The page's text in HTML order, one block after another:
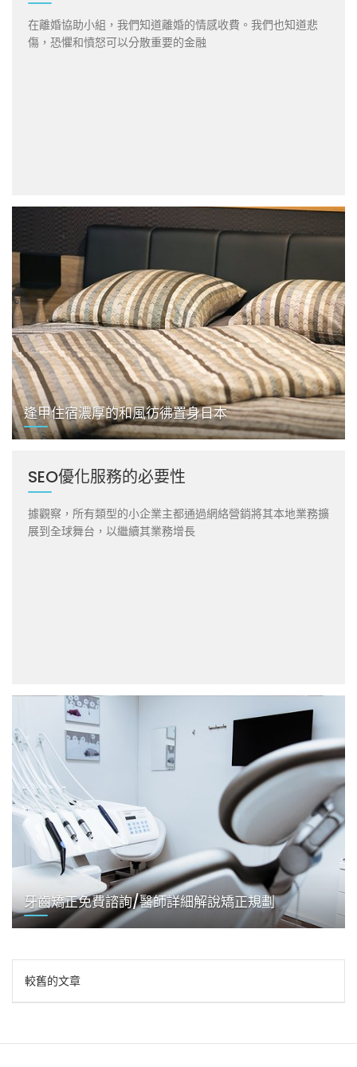
在離婚協助小組，我們知道離婚的情感收費。我們也知道悲
傷，恐懼和憤怒可以分散重要的金融
逢甲住宿濃厚的和風彷彿置身日本
SEO優化服務的必要性
據觀察，所有類型的小企業主都通過網絡營銷將其本地業務擴
展到全球舞台，以繼續其業務增長
牙齒矯正免費諮詢/醫師詳細解說矯正規劃
文
章
導
較舊的文章